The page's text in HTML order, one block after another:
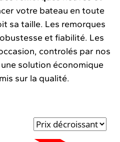
votre bateau en toute
sa taille. Les remorques
et fiabilité. Les
controlés par nos
solution économique
sur la qualité.